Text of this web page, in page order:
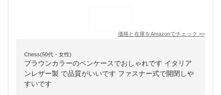
価格と在庫をAmazonでチェック >>
Chess(50代・女性)
ブラウンカラーのペンケースでおしゃれです イタリア
ンレザー製 で品質がいいです ファスナー式で開閉しや
すいです